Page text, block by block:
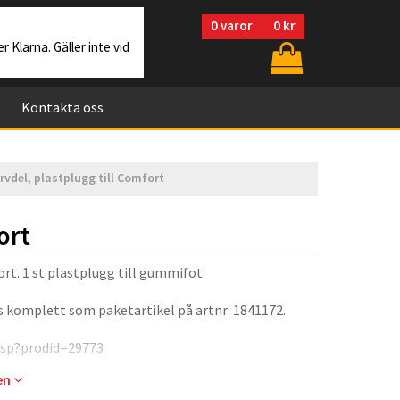
0varor
0 kr
Klarna. Gäller inte vid
Kontakta oss
plastplugg till Comfort
1 st plastplugg till gummifot.
som paketartikel på artnr: 1841172.